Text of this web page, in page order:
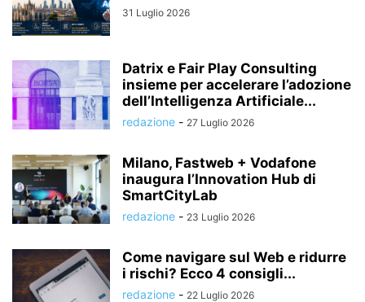
31 Luglio 2026
Datrix e Fair Play Consulting
insieme per accelerare l’adozione
dell’Intelligenza Artificiale...
redazione - 27 Luglio 2026
Milano, Fastweb + Vodafone
inaugura l’Innovation Hub di
SmartCityLab
redazione - 23 Luglio 2026
Come navigare sul Web e ridurre
i rischi? Ecco 4 consigli...
redazione - 22 Luglio 2026